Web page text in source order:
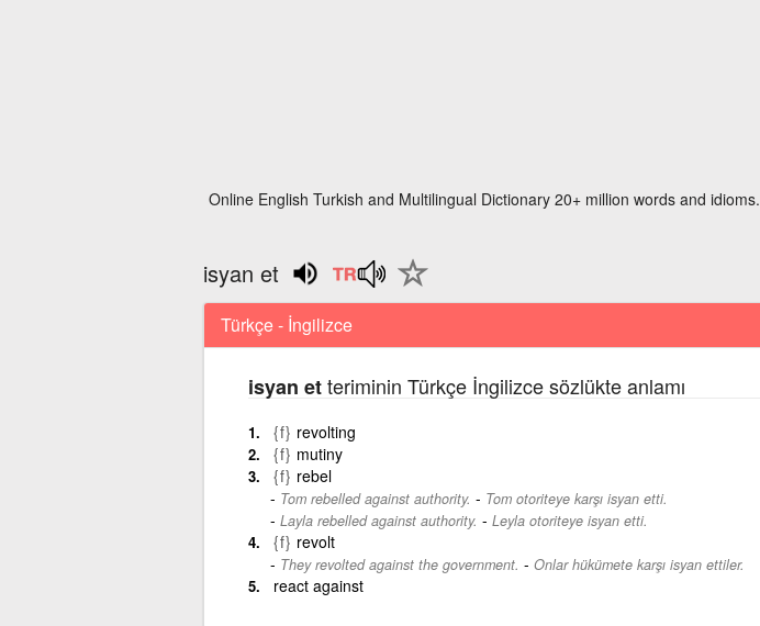
Online English Turkish and Multilingual Dictionary 20+ million words and idioms.
isyan et
Türkçe - İngilizce
isyan etteriminin Türkçe İngilizce sözlükte anlamı
{f} revolting
{f} mutiny
{f} rebel
Tom rebelled against authority. - Tom otoriteye karşı isyan etti.
Layla rebelled against authority. - Leyla otoriteye isyan etti.
{f} revolt
They revolted against the government. - Onlar hükümete karşı isyan ettiler.
react against